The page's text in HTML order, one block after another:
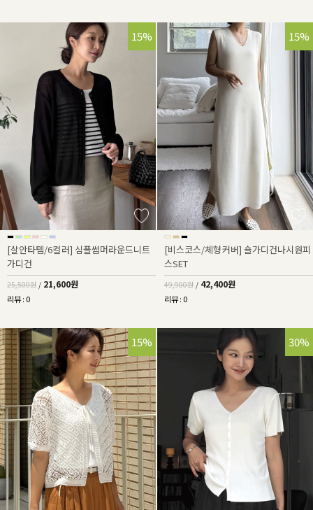
15%
[살안타템/6컬러] 심플썸머라운드니트
가디건
25,500원 / 21,600원
리뷰 : 0
15%
[비스코스/체형커버] 숄가디건나시원피
스SET
49,900원 / 42,400원
리뷰 : 0
15% 30%